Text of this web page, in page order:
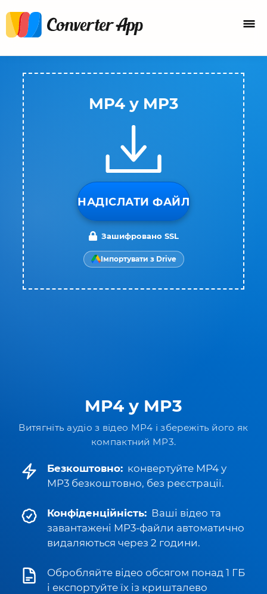
MP4 у MP3
Витягніть аудіо з відео MP4 і збережіть його як
компактний MP3.
Безкоштовно: конвертуйте MP4 у
MP3 безкоштовно, без реєстрації.
Конфіденційність: Ваші відео та
завантажені MP3-файли автоматично
видаляються через 2 години.
Обробляйте відео обсягом понад 1 ГБ
і експортуйте їх із кришталево
MP4 у MP3
НАДІСЛАТИ ФАЙЛ
Зашифровано SSL
Імпортувати з Drive